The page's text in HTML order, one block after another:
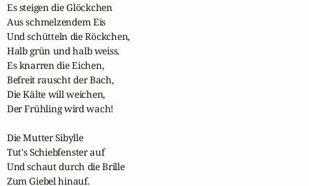
Es steigen die Glöckchen
Aus schmelzendem Eis
Und schütteln die Röckchen,
Halb grün und halb weiss.
Es knarren die Eichen,
Befreit rauscht der Bach,
Die Kälte will weichen,
Der Frühling wird wach!
Die Mutter Sibylle
Tut's Schiebfenster auf
Und schaut durch die Brille
Zum Giebel hinauf.